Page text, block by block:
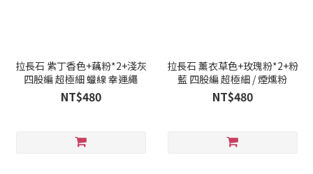
拉長石 紫丁香色+藕粉*2+淺灰
四股編 超極細 蠟線 幸運繩
NT$480
拉長石 薰衣草色+玫瑰粉*2+粉
藍 四股編 超極細 / 煙燻粉
NT$480